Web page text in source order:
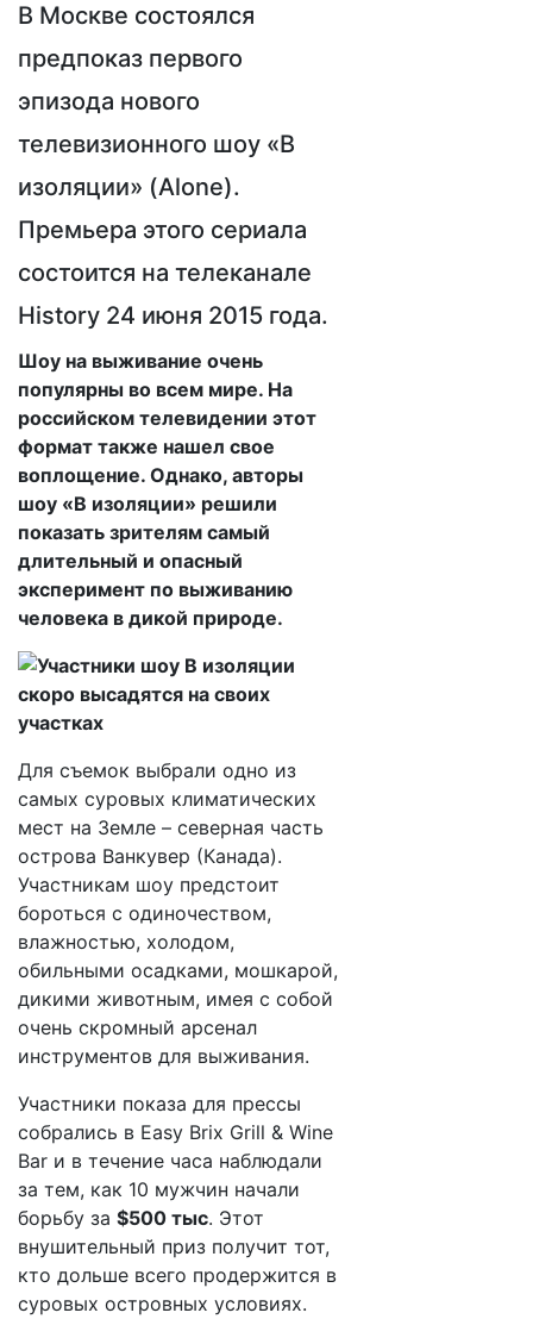
В Москве состоялся
предпоказ первого
эпизода нового
телевизионного шоу «В
изоляции» (Alone).
Премьера этого сериала
состоится на телеканале
History 24 июня 2015 года.
Шоу на выживание очень
популярны во всем мире. На
российском телевидении этот
формат также нашел свое
воплощение. Однако, авторы
шоу «В изоляции» решили
показать зрителям самый
длительный и опасный
эксперимент по выживанию
человека в дикой природе.
Для съемок выбрали одно из
самых суровых климатических
мест на Земле – северная часть
острова Ванкувер (Канада).
Участникам шоу предстоит
бороться с одиночеством,
влажностью, холодом,
обильными осадками, мошкарой,
дикими животным, имея с собой
очень скромный арсенал
инструментов для выживания.
Участники показа для прессы
собрались в Easy Brix Grill & Wine
Bar и в течение часа наблюдали
за тем, как 10 мужчин начали
борьбу за $500 тыс. Этот
внушительный приз получит тот,
кто дольше всего продержится в
суровых островных условиях.